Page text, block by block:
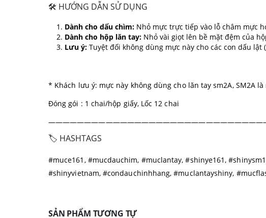
🛠️ HƯỚNG DẪN SỬ DỤNG
Dành cho dấu chìm: Nhỏ mực trực tiếp vào lỗ châm mực
Dành cho hộp lăn tay: Nhỏ vài giọt lên bề mặt đệm của
Lưu ý: Tuyệt đối không dùng mực này cho các con dấu
* Khách lưu ý: mực này không dùng cho lăn tay sm2A, SM2A
Đóng gói : 1 chai/hộp giấy, Lốc 12 chai
🏷️ HASHTAGS
#muce161, #mucdauchim, #muclantay, #shinye161,
#shinyvietnam, #condauchinhhang, #muclantayshiny,
SẢN PHẨM TƯƠNG TỰ